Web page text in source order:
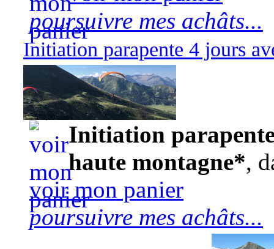
poursuivre mes achâts...
Initiation parapente 4 jours
570,00 euros
Initiation
haute montagne*,
voir mon panier
poursuivre mes achâts...